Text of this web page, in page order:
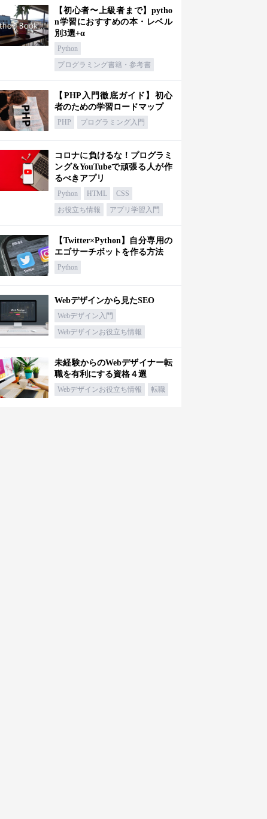
【初心者〜上級者まで】pytho
n学習におすすめの本・レベル
別3選+α
Python
プログラミング書籍・参考書
【PHP入門徹底ガイド】初心
者のための学習ロードマップ
PHP プログラミング入門
コロナに負けるな！プログラミ
ング&YouTubeで頑張る人が作
るべきアプリ
Python HTML
CSS
お役立ち情報
アプリ学習入門
【Twitter×Python】自分専用の
エゴサーチボットを作る方法
Python
Webデザインから見たSEO
Webデザイン入門
Webデザインお役立ち情報
未経験からのWebデザイナー転
職を有利にする資格４選
Webデザインお役立ち情報 転職